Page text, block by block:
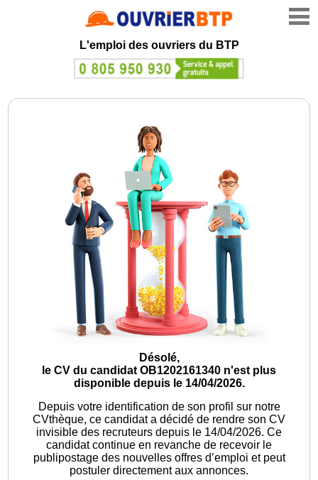
L'emploi des ouvriers du BTP
Désolé,
le CV du candidat OB1202161340 n'est plus
disponible depuis le 14/04/2026.
Depuis votre identification de son profil sur notre
CVthèque, ce candidat a décidé de rendre son CV
invisible des recruteurs depuis le 14/04/2026. Ce
candidat continue en revanche de recevoir le
publipostage des nouvelles offres d’emploi et peut
postuler directement aux annonces.